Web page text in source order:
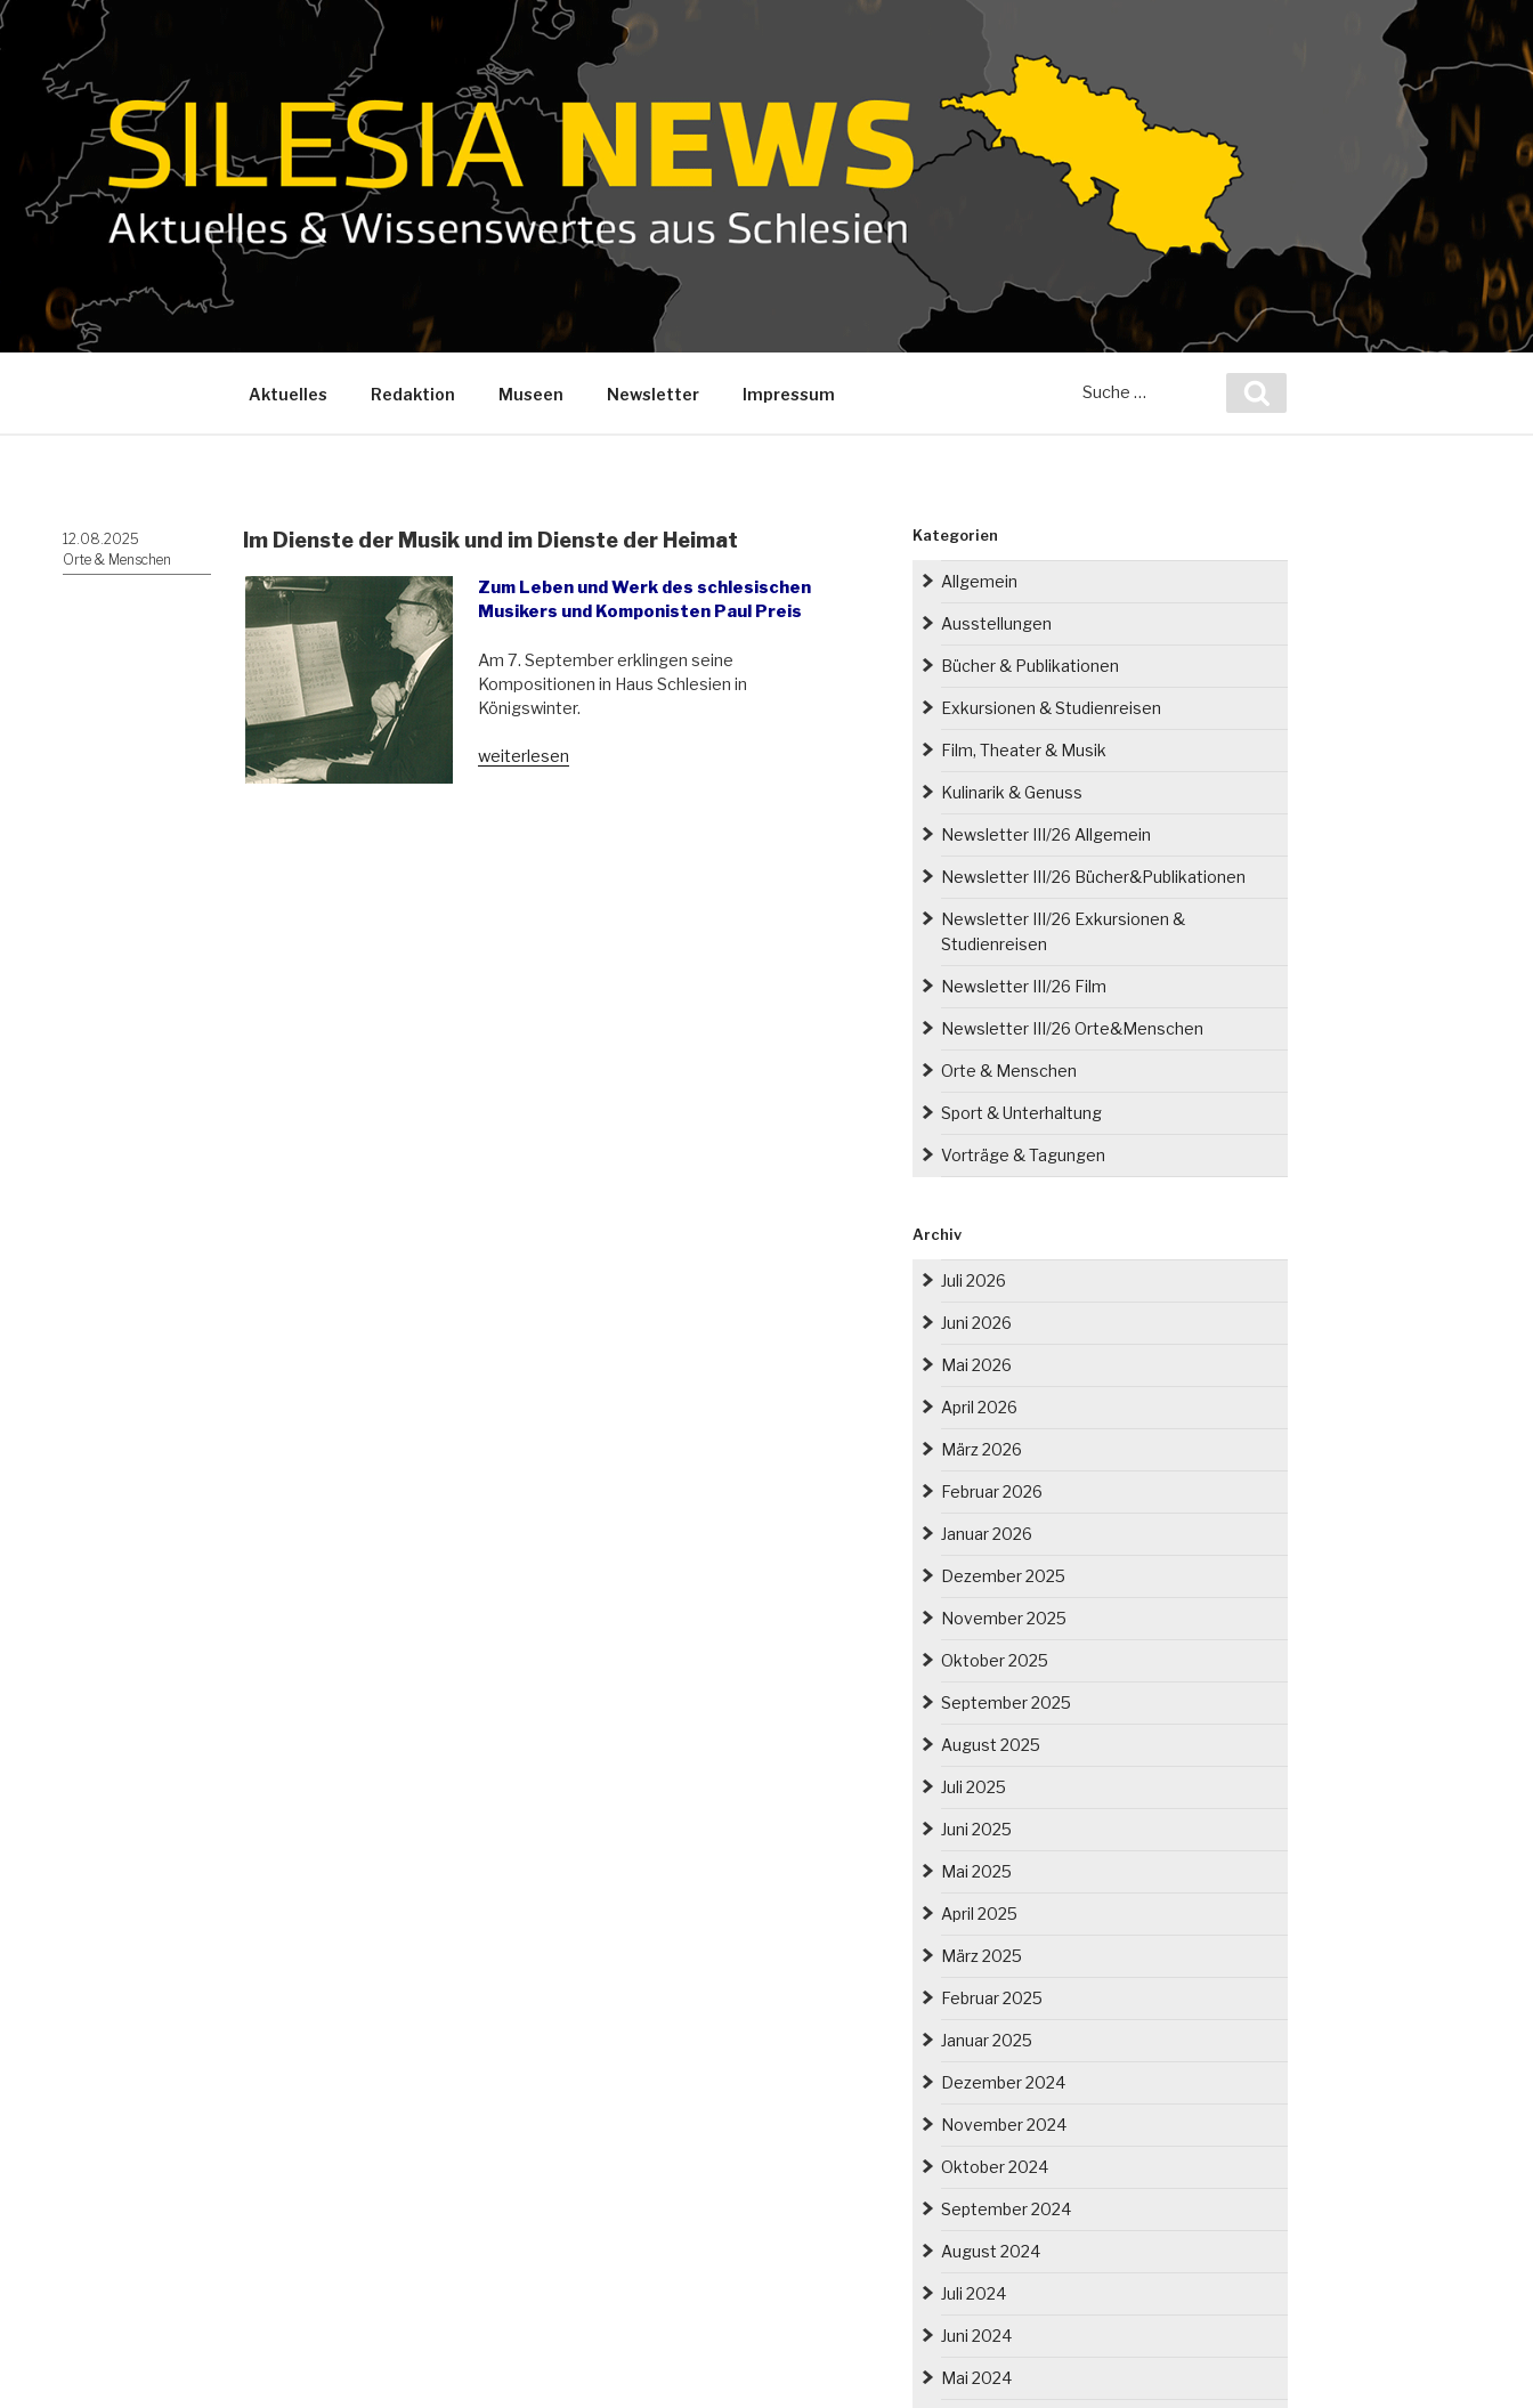
Zum
Inhalt
springen
Aktuelles Redaktion Museen Newsletter Impressum
nach:
Veröffentlicht
am
12.08.2025
Orte & Menschen
Im Dienste der Musik und im Dienste der Heimat
Zum Leben und Werk des schlesischen
Musikers und Komponisten Paul Preis
Am 7. September erklingen seine
Kompositionen in Haus Schlesien in
Königswinter.
„Im
weiterlesen
Kategorien
Allgemein
Ausstellungen
Bücher & Publikationen
Exkursionen & Studienreisen
Film, Theater & Musik
Kulinarik & Genuss
Newsletter III/26 Allgemein
Newsletter III/26 Bücher&Publikationen
Newsletter III/26 Exkursionen &
Studienreisen
Newsletter III/26 Film
Newsletter III/26 Orte&Menschen
Orte & Menschen
Sport & Unterhaltung
Vorträge & Tagungen
Archiv
Juli 2026
Juni 2026
Mai 2026
April 2026
März 2026
Februar 2026
Januar 2026
Dezember 2025
November 2025
Oktober 2025
September 2025
August 2025
Juli 2025
Juni 2025
Mai 2025
April 2025
März 2025
Februar 2025
Januar 2025
Dezember 2024
November 2024
Oktober 2024
September 2024
August 2024
Juli 2024
Juni 2024
Mai 2024